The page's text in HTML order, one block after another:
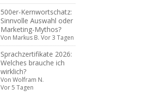
500er-Kernwortschatz:
Sinnvolle Auswahl oder
Marketing-Mythos?
Von Markus B. Vor 3 Tagen
Sprachzertifikate 2026:
Welches brauche ich
wirklich?
Von Wolfram N.
Vor 5 Tagen